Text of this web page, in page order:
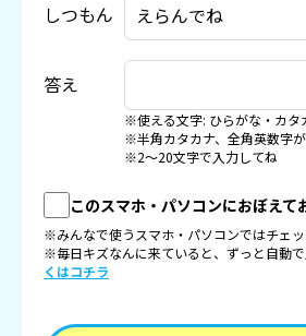
しつもん
答え
※使える文字: ひらがな・カタ
※半角カタカナ、全角英数字
※2〜20文字で入力してね
このスマホ・パソコンにおぼえて
※みんなで使うスマホ・パソコンではチェ
※毎日キズなんに来ていると、ずっと自動で
くはコチラ